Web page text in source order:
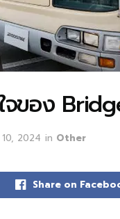
จของ
2024 in Other
Share on